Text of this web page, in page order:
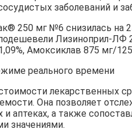
заболеваний и
250 мг №6 снизилась на
Лизиноприл-ЛФ
Амоксиклав 875 мг/
реального времени
лекарственных
Она позволяет
и аптеках, а также
значениями.